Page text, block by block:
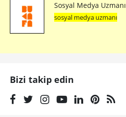
Sosyal Medya Uzmanı
sosyal medya uzmanı
Bizi takip edin